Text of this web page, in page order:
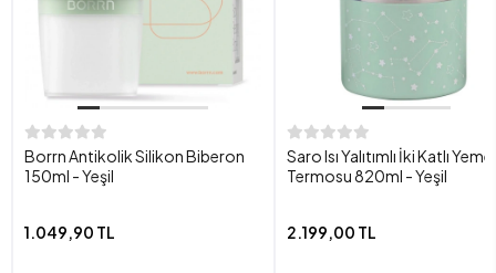
Borrn Antikolik Silikon Biberon
150ml - Yeşil
1.049,90 TL
Saro Isı Yalıtımlı İki Katlı
Termosu 820ml - Yeşil
2.199,00 TL